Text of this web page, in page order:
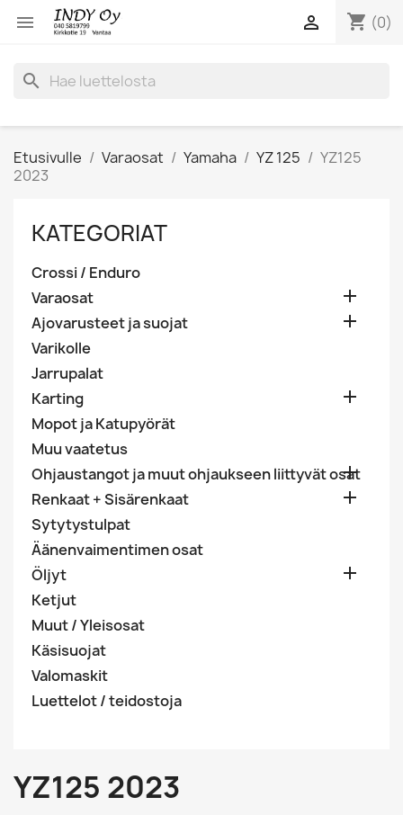
 shopping_cart (0)

search
Etusivulle Varaosat Yamaha YZ 125
YZ125
2023
KATEGORIAT
Crossi / Enduro
Varaosat

Ajovarusteet ja suojat 
Varikolle
Jarrupalat
Karting

Mopot ja Katupyörät
Muu vaatetus
Ohjaustangot ja muut ohjaukseen liittyvät osat

Renkaat + Sisärenkaat 
Sytytystulpat
Äänenvaimentimen osat
Öljyt

Ketjut
Muut / Yleisosat
Käsisuojat
Valomaskit
Luettelot / teidostoja
YZ125 2023